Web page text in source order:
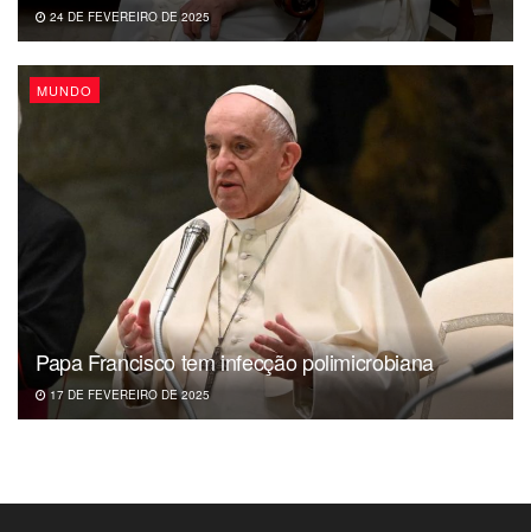
24 DE FEVEREIRO DE 2025
MUNDO
Papa Francisco tem infecção polimicrobiana
17 DE FEVEREIRO DE 2025